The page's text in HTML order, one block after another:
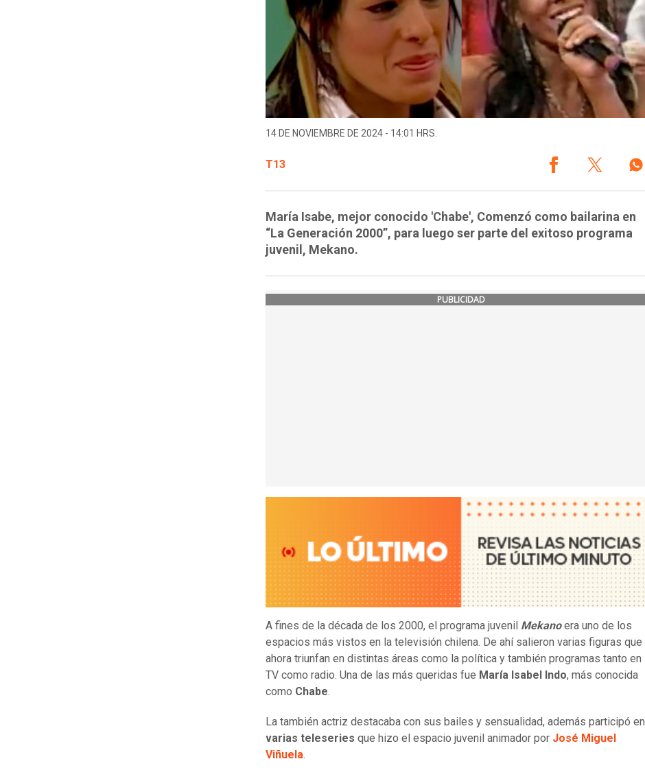
14 DE NOVIEMBRE DE 2024 - 14:01 HRS.
T13
María Isabe, mejor conocido 'Chabe', Comenzó como bailarina en
“La Generación 2000”, para luego ser parte del exitoso programa
juvenil, Mekano.
PUBLICIDAD
A fines de la década de los 2000, el programa juvenil Mekanoera uno de los
espacios más vistos en la televisión chilena. De ahí salieron varias figuras que
ahora triunfan en distintas áreas como la política y también programas tanto en
TV como radio. Una de las más queridas fue María Isabel Indo, más conocida
como Chabe.
La también actriz destacaba con sus bailes y sensualidad, además participó en
varias teleseries que hizo el espacio juvenil animador por José Miguel
Viñuela.